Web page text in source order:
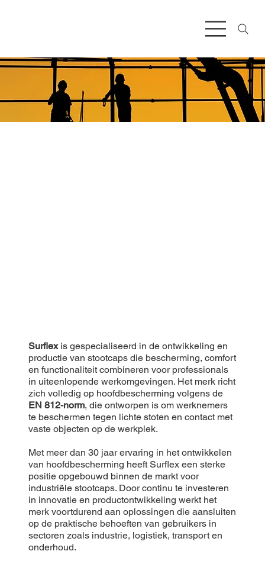
Surflexis gespecialiseerd in de ontwikkeling en
productie van stootcaps die bescherming, comfort
en functionaliteit combineren voor professionals
in uiteenlopende werkomgevingen. Het merk richt
zich volledig op hoofdbescherming volgens de
EN 812-norm, die ontworpen is om werknemers
te beschermen tegen lichte stoten en contact met
vaste objecten op de werkplek.
Met meer dan 30 jaar ervaring in het ontwikkelen
van hoofdbescherming heeft Surflex een sterke
positie opgebouwd binnen de markt voor
industriële stootcaps. Door continu te investeren
in innovatie en productontwikkeling werkt het
merk voortdurend aan oplossingen die aansluiten
op de praktische behoeften van gebruikers in
sectoren zoals industrie, logistiek, transport en
onderhoud.